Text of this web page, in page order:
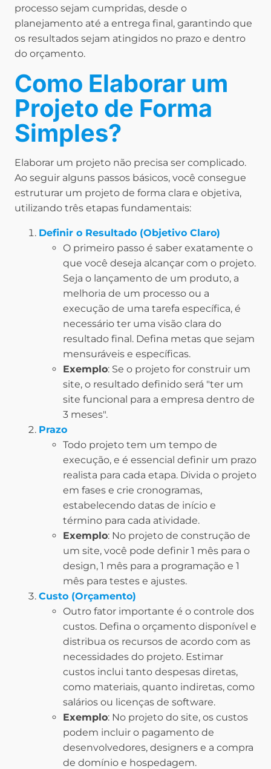
processo sejam cumpridas, desde o
planejamento até a entrega final, garantindo que
os resultados sejam atingidos no prazo e dentro
do orçamento.
Como Elaborar um
Projeto de Forma
Simples?
Elaborar um projeto não precisa ser complicado.
Ao seguir alguns passos básicos, você consegue
estruturar um projeto de forma clara e objetiva,
utilizando três etapas fundamentais:
Definir o Resultado (Objetivo Claro)
O primeiro passo é saber exatamente o
que você deseja alcançar com o projeto.
Seja o lançamento de um produto, a
melhoria de um processo ou a
execução de uma tarefa específica, é
necessário ter uma visão clara do
resultado final. Defina metas que sejam
mensuráveis e específicas.
Exemplo: Se o projeto for construir um
site, o resultado definido será "ter um
site funcional para a empresa dentro de
3 meses".
Prazo
Todo projeto tem um tempo de
execução, e é essencial definir um prazo
realista para cada etapa. Divida o projeto
em fases e crie cronogramas,
estabelecendo datas de início e
término para cada atividade.
Exemplo: No projeto de construção de
um site, você pode definir 1 mês para o
design, 1 mês para a programação e 1
mês para testes e ajustes.
Custo (Orçamento)
Outro fator importante é o controle dos
custos. Defina o orçamento disponível e
distribua os recursos de acordo com as
necessidades do projeto. Estimar
custos inclui tanto despesas diretas,
como materiais, quanto indiretas, como
salários ou licenças de software.
Exemplo: No projeto do site, os custos
podem incluir o pagamento de
desenvolvedores, designers e a compra
de domínio e hospedagem.